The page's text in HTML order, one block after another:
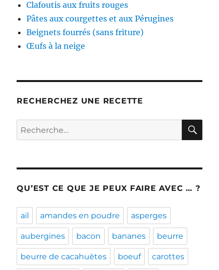
Clafoutis aux fruits rouges
Pâtes aux courgettes et aux Pérugines
Beignets fourrés (sans friture)
Œufs à la neige
RECHERCHEZ UNE RECETTE
Recherche
pour :
QU’EST CE QUE JE PEUX FAIRE AVEC … ?
ail amandes en poudre asperges
aubergines bacon bananes beurre
beurre de cacahuètes boeuf carottes